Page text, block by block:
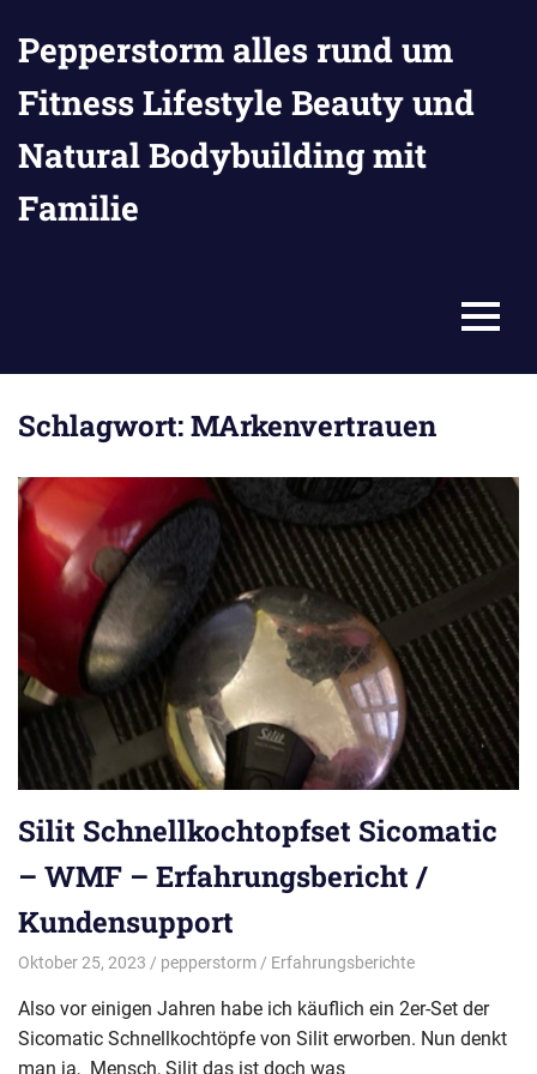
Inhalt
springen
Pepperstorm alles rund um
Fitness Lifestyle Beauty und
Natural Bodybuilding mit
Familie
MENU
Schlagwort:MArkenvertrauen
Silit Schnellkochtopfset Sicomatic
– WMF – Erfahrungsbericht /
Kundensupport
Oktober 25, 2023 pepperstorm Erfahrungsberichte
Also vor einigen Jahren habe ich käuflich ein 2er-Set der
Sicomatic Schnellkochtöpfe von Silit erworben. Nun denkt
man ja, Mensch, Silit das ist doch was